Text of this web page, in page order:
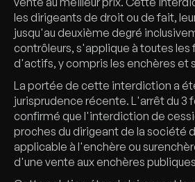
les dirigeants de droit ou de fait,
jusqu'au deuxième degré
contrôleurs, s'applique à toutes
d'actifs, y compris les enchères et
La portée de cette interdiction a
jurisprudence récente. L'arrêt du 3
confirmé que l'interdiction de
proches du dirigeant de la société
applicable à l'enchère ou
d'une vente aux enchères